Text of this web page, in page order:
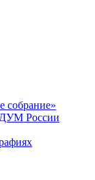
собрание»
России